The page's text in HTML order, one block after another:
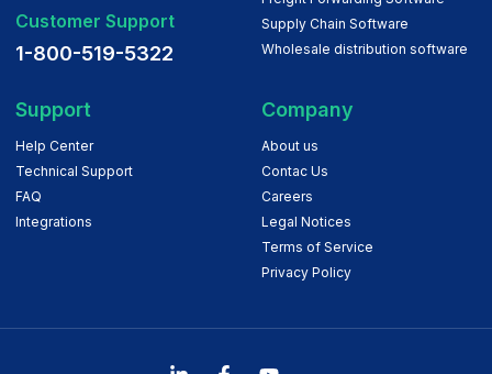
Customer Support
1-800-519-5322
Supply Chain Software
Wholesale distribution software
Support
Help Center
Technical Support
FAQ
Integrations
Company
About us
Contac Us
Careers
Legal Notices
Terms of Service
Privacy Policy